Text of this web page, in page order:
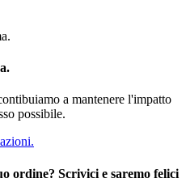
a mantenere l'impatto
possibile.
ordine? Scrivici e saremo felici